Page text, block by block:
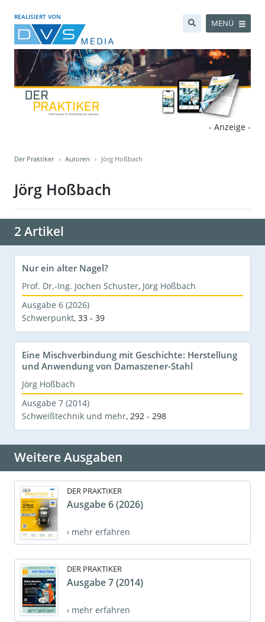
REALISIERT VON
MENÜ
- Anzeige -
Der Praktiker Autoren Jörg Hoßbach
Jörg Hoßbach
2 Artikel
Nur ein alter Nagel?
Prof. Dr.-Ing. Jochen Schuster, Jörg Hoßbach
Ausgabe 6 (2026)
Schwerpunkt, 33 - 39
Eine Mischverbindung mit Geschichte: Herstellung
und Anwendung von Damaszener-Stahl
Jörg Hoßbach
Ausgabe 7 (2014)
Schweißtechnik und mehr, 292 - 298
Weitere Ausgaben
DER PRAKTIKER
Ausgabe 6 (2026)
› mehr erfahren
DER PRAKTIKER
Ausgabe 7 (2014)
› mehr erfahren